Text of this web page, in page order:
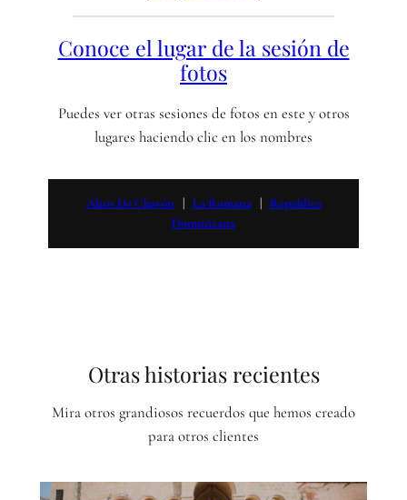
Conoce el lugar de la sesión de
fotos
Puedes ver otras sesiones de fotos en este y otros
lugares haciendo clic en los nombres
Altos De Chavón
   |
La Romana
   |
Republica
Dominicana
Otras historias recientes
Mira otros grandiosos recuerdos que hemos creado
para otros clientes